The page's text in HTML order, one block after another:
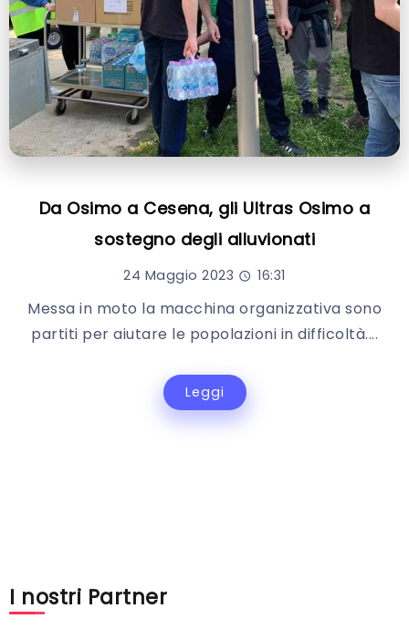
Da Osimo a Cesena, gli Ultras Osimo a
sostegno degli alluvionati
24 Maggio 2023 16:31
Messa in moto la macchina organizzativa sono
partiti per aiutare le popolazioni in difficoltà....
Leggi
I nostri Partner